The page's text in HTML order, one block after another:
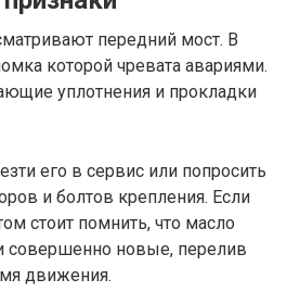
передний мост. В
которой чревата авариями.
уплотнения и прокладки
его в сервис или попросить
и болтов крепления. Если
стоит помнить, что масло
совершенно новые, перелив
движения.